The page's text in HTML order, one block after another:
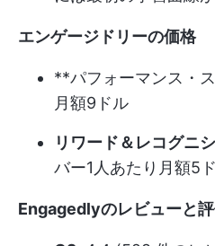
エンゲージドリーの価格
**パフォーマンス・
月額9ドル
リワード＆レコグニ
バー1人あたり月額5
Engagedlyのレビューと